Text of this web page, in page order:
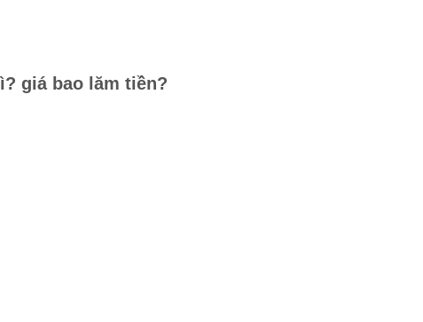
giá bao lăm tiền?